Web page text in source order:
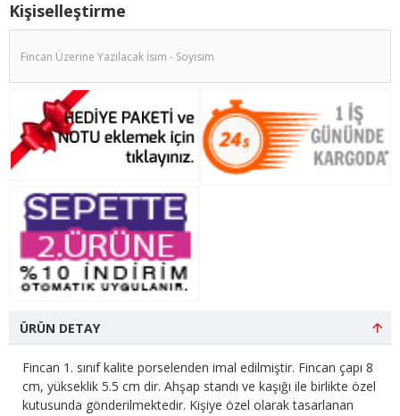
Kişiselleştirme
ÜRÜN DETAY
Fincan 1. sınıf kalite porselenden imal edilmiştir. Fincan çapı 8
cm, yükseklik 5.5 cm dir. Ahşap standı ve kaşığı ile birlikte özel
kutusunda gönderilmektedir. Kişiye özel olarak tasarlanan